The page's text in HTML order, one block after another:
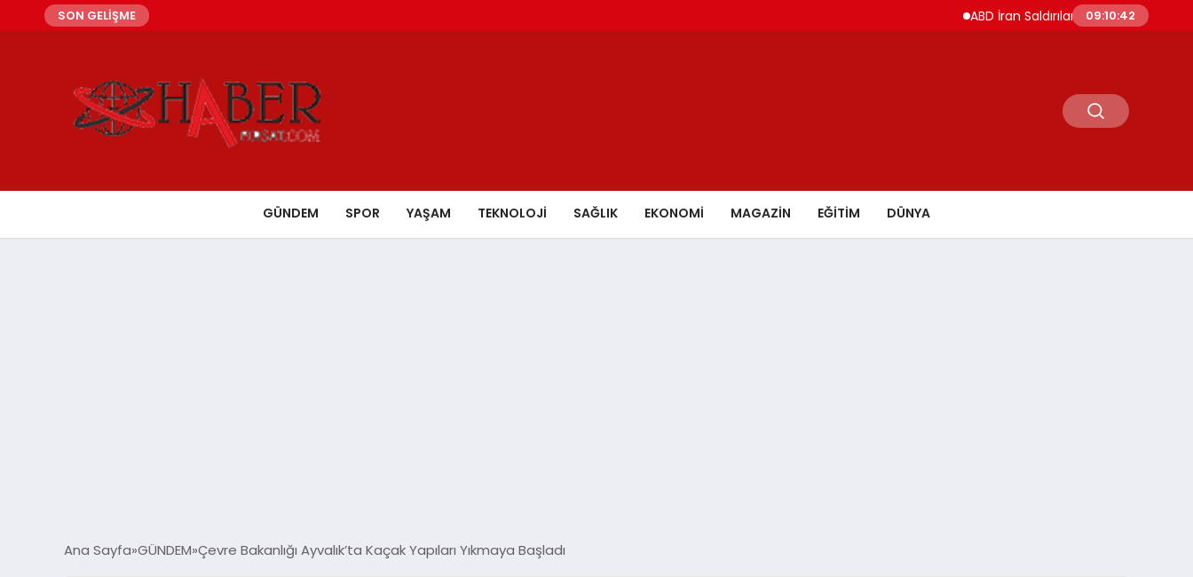
SON GELİŞME ABD İran Saldırılarını Askıya Aldı Hürmüz ve
09:10:43
GÜNDEM SPOR YAŞAM TEKNOLOJİ SAĞLIK EKONOMİ MAGAZİN EĞİTİM DÜNYA
Ana Sayfa GÜNDEM Çevre Bakanlığı Ayvalık’ta Kaçak Yapıları Yıkmaya Başladı